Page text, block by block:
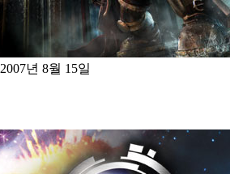
2007년 8월 15일